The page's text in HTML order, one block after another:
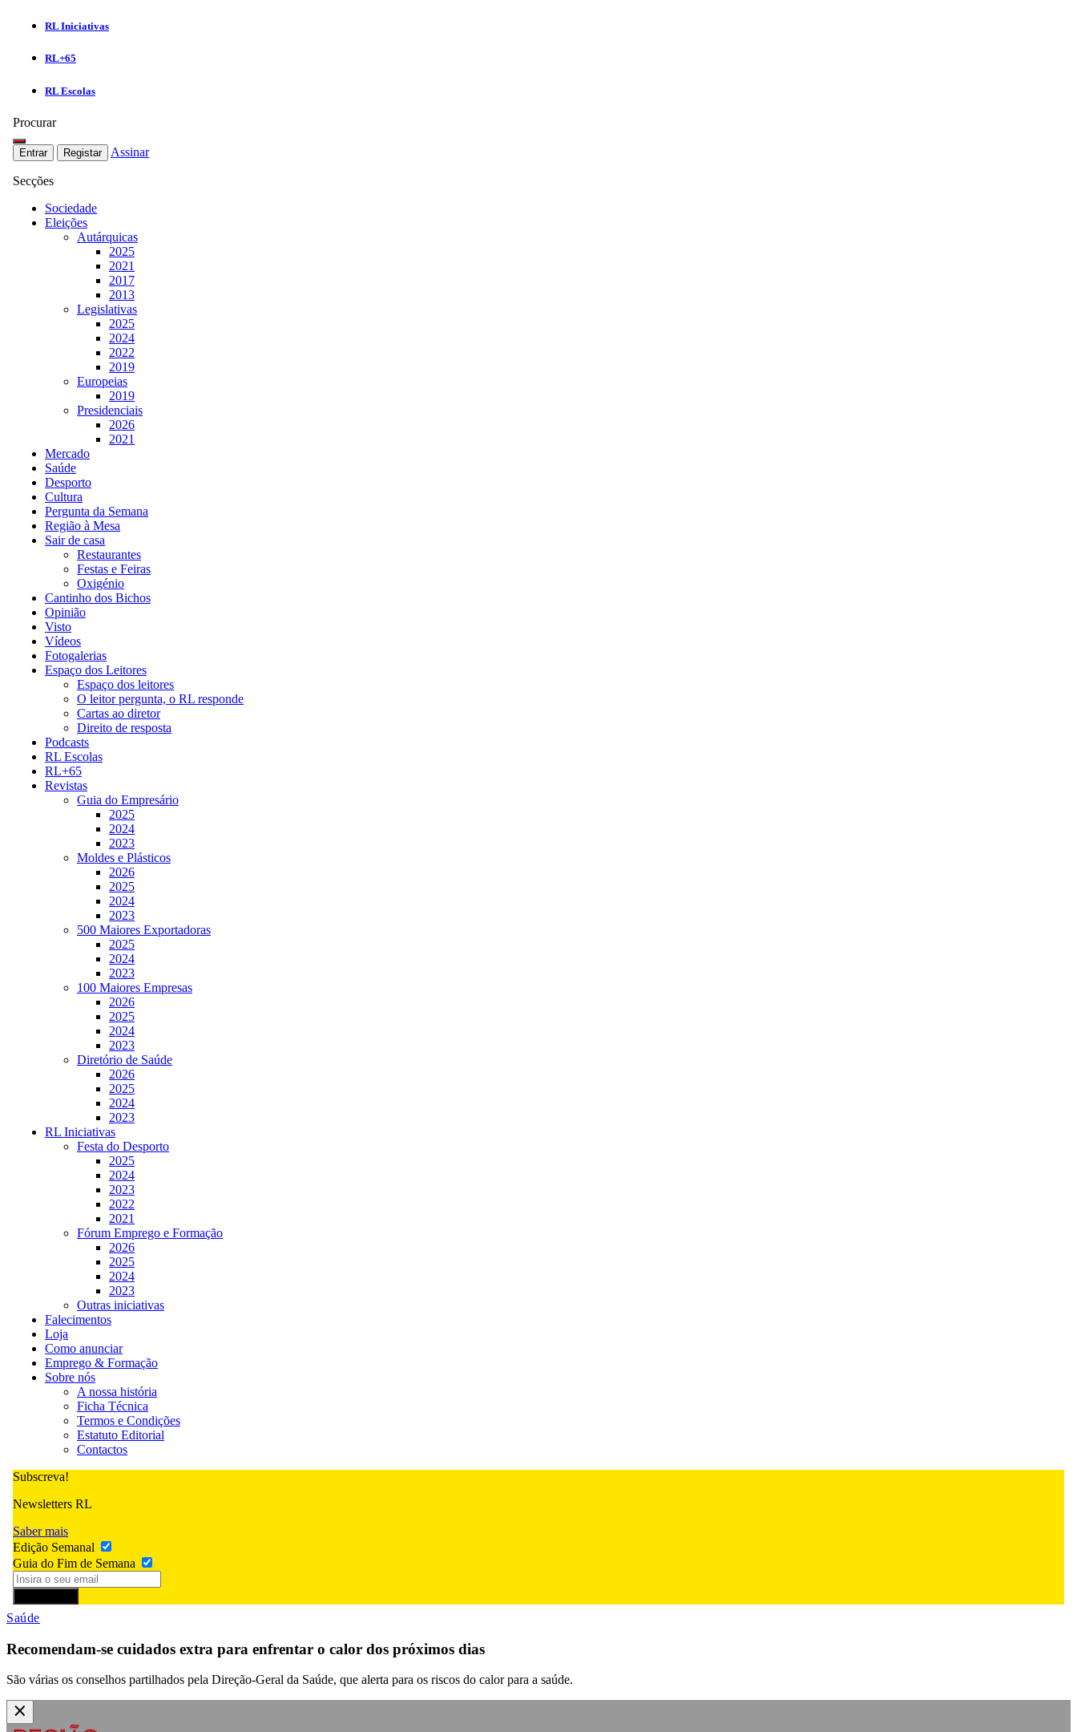
RL Iniciativas
RL+65
RL Escolas
Procurar
Entrar Registar Assinar
Secções
Sociedade
Eleições
Autárquicas
2025
2021
2017
2013
Legislativas
2025
2024
2022
2019
Europeias
2019
Presidenciais
2026
2021
Mercado
Saúde
Desporto
Cultura
Pergunta da Semana
Região à Mesa
Sair de casa
Restaurantes
Festas e Feiras
Oxigénio
Cantinho dos Bichos
Opinião
Visto
Vídeos
Fotogalerias
Espaço dos Leitores
Espaço dos leitores
O leitor pergunta, o RL responde
Cartas ao diretor
Direito de resposta
Podcasts
RL Escolas
RL+65
Revistas
Guia do Empresário
2025
2024
2023
Moldes e Plásticos
2026
2025
2024
2023
500 Maiores Exportadoras
2025
2024
2023
100 Maiores Empresas
2026
2025
2024
2023
Diretório de Saúde
2026
2025
2024
2023
RL Iniciativas
Festa do Desporto
2025
2024
2023
2022
2021
Fórum Emprego e Formação
2026
2025
2024
2023
Outras iniciativas
Falecimentos
Loja
Como anunciar
Emprego & Formação
Sobre nós
A nossa história
Ficha Técnica
Termos e Condições
Estatuto Editorial
Contactos
Subscreva!
Newsletters RL
Saber mais
Edição Semanal
Guia do Fim de Semana
Saúde
Recomendam-se cuidados extra para enfrentar o calor dos próximos dias
São várias os conselhos partilhados pela Direção-Geral da Saúde, que alerta para os riscos do calor para a saúde.